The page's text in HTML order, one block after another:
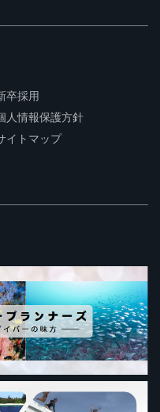
卒採用
人情報保護方針
イトマップ